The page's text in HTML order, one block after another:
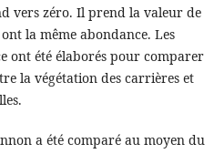
vers zéro. Il prend la valeur de
la même abondance. Les
ont été élaborés pour comparer
la végétation des carrières et
a été comparé au moyen du